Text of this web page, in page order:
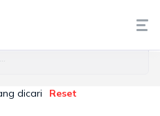
dicari Reset